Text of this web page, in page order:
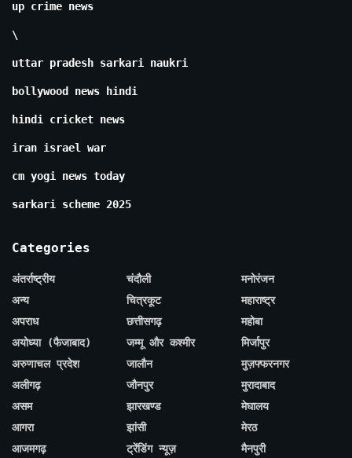
up crime news
\
uttar pradesh sarkari naukri
bollywood news hindi
hindi cricket news
iran israel war
cm yogi news today
sarkari scheme 2025
Categories
अंतर्राष्ट्रीय
अन्य
अपराध
अयोध्या (फैजाबाद)
अरुणाचल प्रदेश
अलीगढ़
असम
आगरा
आजमगढ़
चंदौली
चित्रकूट
छत्तीसगढ़
जम्मू और कश्मीर
जालौन
जौनपुर
झारखण्ड
झांसी
ट्रेंडिंग न्यूज़
मनोरंजन
महाराष्ट्र
महोबा
मिर्जापुर
मुज़फ्फरनगर
मुरादाबाद
मेघालय
मेरठ
मैनपुरी